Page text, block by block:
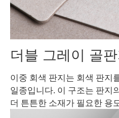
더블 그레이 골판
이중 회색 판지는 회색 판지
일종입니다. 이 구조는 판지
더 튼튼한 소재가 필요한 용